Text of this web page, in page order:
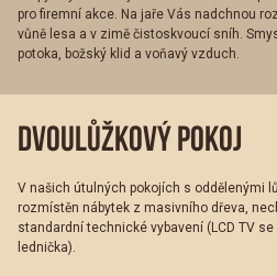
pro firemní akce. Na jaře Vás nadchnou
vůně lesa a v zimě čistoskvoucí sníh.
potoka, božský klid a voňavý vzduch.
DVOULŮŽKOVÝ POKOJ
V našich útulných pokojích s oddělenými
rozmístěn nábytek z masivního dřeva,
standardní technické vybavení (LCD TV se
lednička).